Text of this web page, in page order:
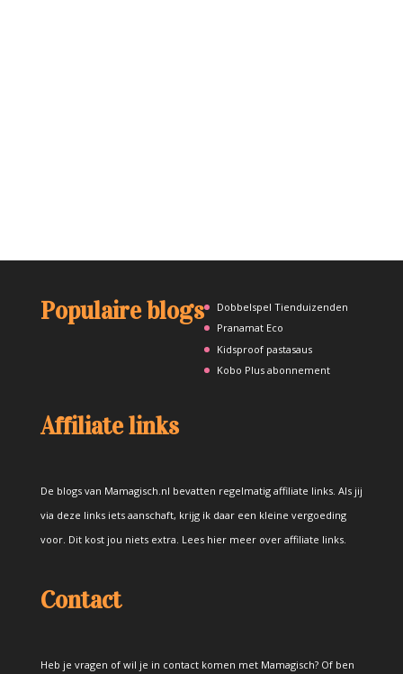
Populaire blogs
Dobbelspel Tienduizenden
Pranamat Eco
Kidsproof pastasaus
Kobo Plus abonnement
Affiliate links
De blogs van Mamagisch.nl bevatten regelmatig affiliate links. Als jij
via deze links iets aanschaft, krijg ik daar een kleine vergoeding
voor. Dit kost jou niets extra. Lees hier meer over affiliate links.
Contact
Heb je vragen of wil je in contact komen met Mamagisch? Of ben